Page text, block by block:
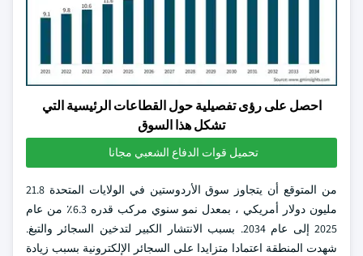
احصل على رؤى تفصيلية حول القطاعات الرئيسية التي
تشكل هذا السوق
تحميل قوات الدفاع الشعبي مجانا
من المتوقع أن يتجاوز سوق الأردوستين في الولايات المتحدة 21.8
مليون دولار أمريكي ، بمعدل نمو سنوي مركب قدره 6.3٪ من عام
2025 إلى عام 2034. بسبب الانتشار الكبير لتدخين السجائر والتبغ.
شهدت المنطقة اعتمادا متزايدا على السجائر الإلكترونية بسبب زيادة